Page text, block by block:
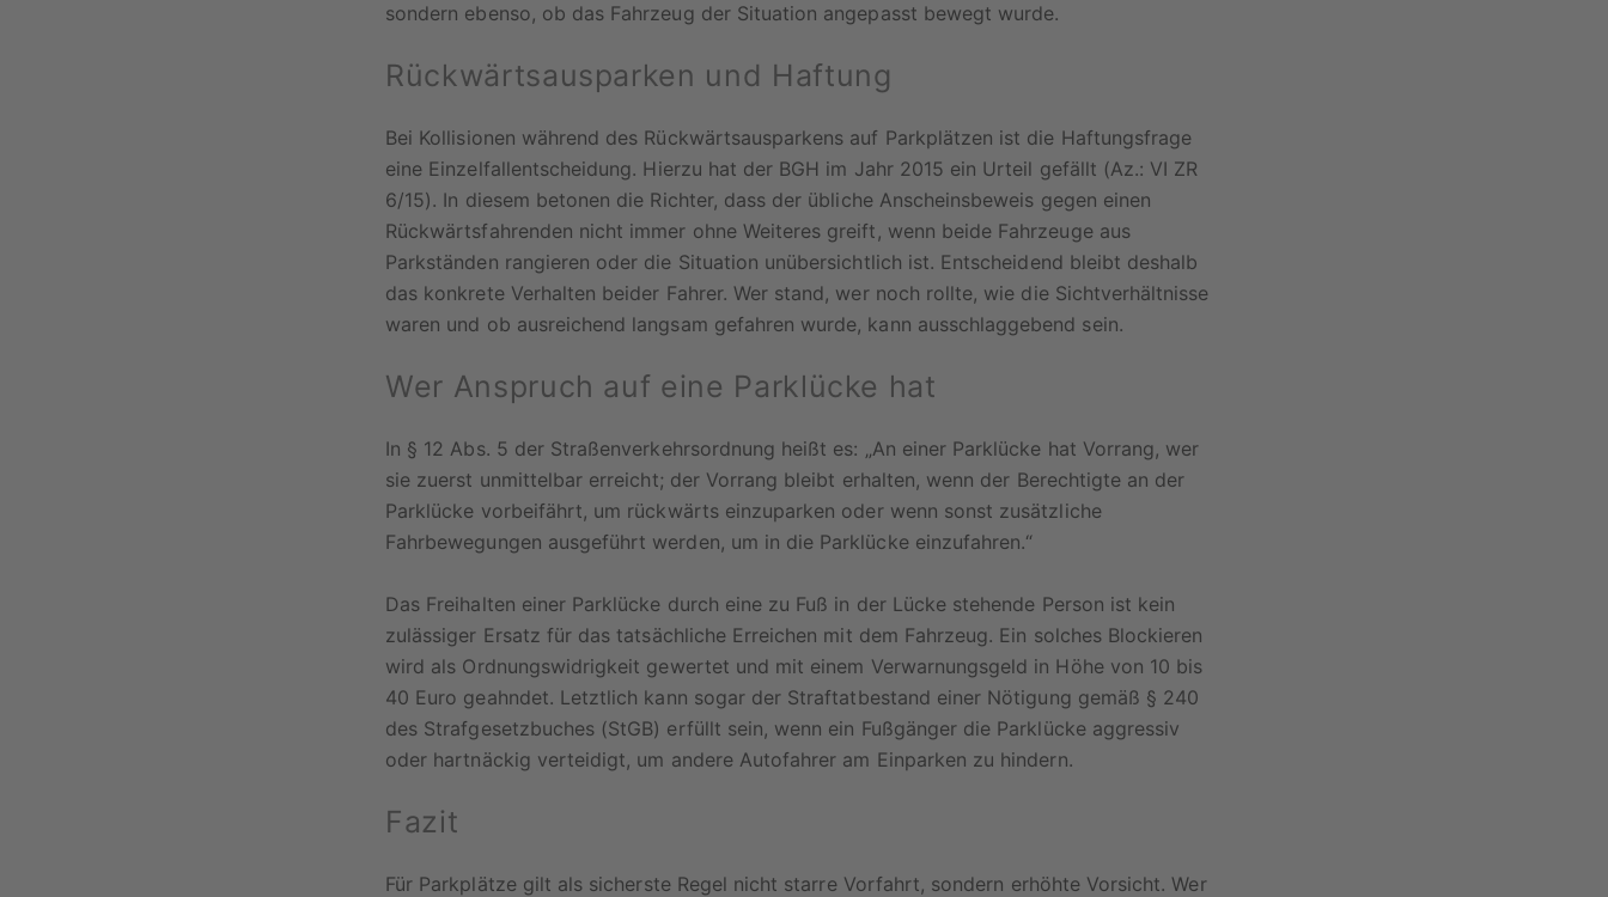
sondern ebenso, ob das Fahrzeug der Situation angepasst bewegt wurde.
Rückwärtsausparken und Haftung
Bei Kollisionen während des Rückwärtsausparkens auf Parkplätzen ist die Haftungsfrage
eine Einzelfallentscheidung. Hierzu hat der BGH im Jahr 2015 ein Urteil gefällt (Az.: VI ZR
6/15). In diesem betonen die Richter, dass der übliche Anscheinsbeweis gegen einen
Rückwärtsfahrenden nicht immer ohne Weiteres greift, wenn beide Fahrzeuge aus
Parkständen rangieren oder die Situation unübersichtlich ist. Entscheidend bleibt deshalb
das konkrete Verhalten beider Fahrer. Wer stand, wer noch rollte, wie die Sichtverhältnisse
waren und ob ausreichend langsam gefahren wurde, kann ausschlaggebend sein.
Wer Anspruch auf eine Parklücke hat
In § 12 Abs. 5 der Straßenverkehrsordnung heißt es: „An einer Parklücke hat Vorrang, wer
sie zuerst unmittelbar erreicht; der Vorrang bleibt erhalten, wenn der Berechtigte an der
Parklücke vorbeifährt, um rückwärts einzuparken oder wenn sonst zusätzliche
Fahrbewegungen ausgeführt werden, um in die Parklücke einzufahren.“
Das Freihalten einer Parklücke durch eine zu Fuß in der Lücke stehende Person ist kein
zulässiger Ersatz für das tatsächliche Erreichen mit dem Fahrzeug. Ein solches Blockieren
wird als Ordnungswidrigkeit gewertet und mit einem Verwarnungsgeld in Höhe von 10 bis
40 Euro geahndet. Letztlich kann sogar der Straftatbestand einer Nötigung gemäß § 240
des Strafgesetzbuches (StGB) erfüllt sein, wenn ein Fußgänger die Parklücke aggressiv
oder hartnäckig verteidigt, um andere Autofahrer am Einparken zu hindern.
Fazit
Für Parkplätze gilt als sicherste Regel nicht starre Vorfahrt, sondern erhöhte Vorsicht. Wer